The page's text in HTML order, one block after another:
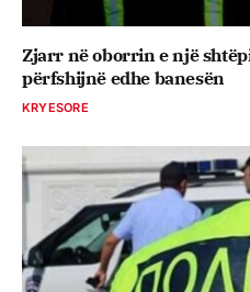
Zjarr në oborrin e një
përfshijnë edhe banesën
KRYESORE